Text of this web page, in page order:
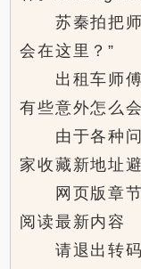
苏秦拍把师
会在这里？”
出租车师傅
有些意外怎么
由于各种问
家收藏新地址
网页版章节
阅读最新内容
请退出转码